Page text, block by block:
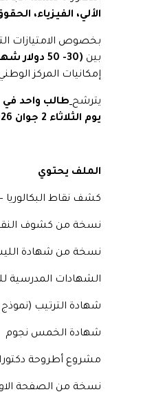
الألي، الفيزياء،
بخصوص الامتيازات
بين (30- 50 دولار شهريا )
إمكانيات المركز
يترشح طالب واحد
يوم الثلاثاء 2 جوان 2026 على الساعة 12:00 صباحا
الملف يحتوي
كشف نقاط البكالوريا –
نسخة من كشوف
نسخة من شهادة
الشهادات المدرسية
شهادة الترتيب
شهادة الخمس نجوم
مشروع أطروحة
نسخة من الصفحة